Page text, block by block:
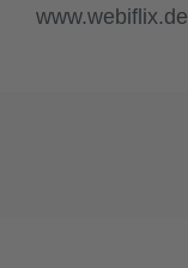
www.webiflix.de